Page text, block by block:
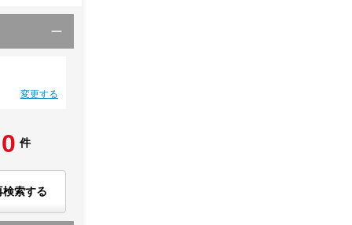
変更する
0 件
検索する